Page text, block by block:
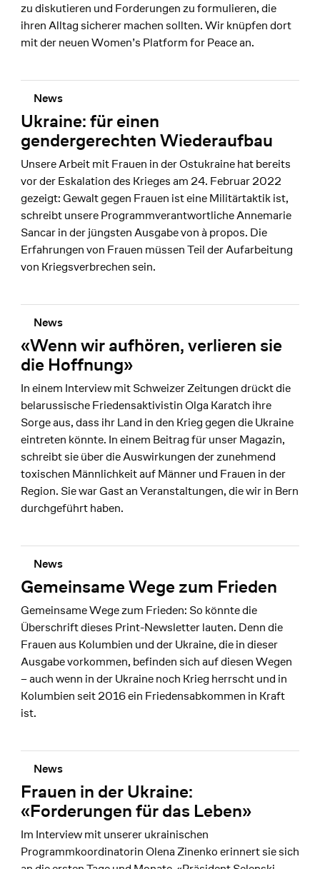
zu diskutieren und Forderungen zu formulieren, die
ihren Alltag sicherer machen sollten. Wir knüpfen dort
mit der neuen Women’s Platform for Peace an.
Ukraine: für einen
gendergerechten Wiederaufbau
News
Unsere Arbeit mit Frauen in der Ostukraine hat bereits
vor der Eskalation des Krieges am 24. Februar 2022
gezeigt: Gewalt gegen Frauen ist eine Militärtaktik ist,
schreibt unsere Programmverantwortliche Annemarie
Sancar in der jüngsten Ausgabe von à propos. Die
Erfahrungen von Frauen müssen Teil der Aufarbeitung
von Kriegsverbrechen sein.
«Wenn wir aufhören, verlieren sie
die Hoffnung»
News
In einem Interview mit Schweizer Zeitungen drückt die
belarussische Friedensaktivistin Olga Karatch ihre
Sorge aus, dass ihr Land in den Krieg gegen die Ukraine
eintreten könnte. In einem Beitrag für unser Magazin,
schreibt sie über die Auswirkungen der zunehmend
toxischen Männlichkeit auf Männer und Frauen in der
Region. Sie war Gast an Veranstaltungen, die wir in Bern
durchgeführt haben.
Gemeinsame Wege zum Frieden
News
Gemeinsame Wege zum Frieden: So könnte die
Überschrift dieses Print-Newsletter lauten. Denn die
Frauen aus Kolumbien und der Ukraine, die in dieser
Ausgabe vorkommen, befinden sich auf diesen Wegen
– auch wenn in der Ukraine noch Krieg herrscht und in
Kolumbien seit 2016 ein Friedensabkommen in Kraft
ist.
Frauen in der Ukraine:
«Forderungen für das Leben»
News
Im Interview mit unserer ukrainischen
Programmkoordinatorin Olena Zinenko erinnert sie sich